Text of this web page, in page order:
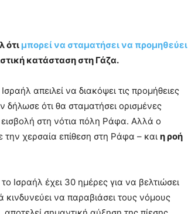
ότι μπορεί να σταματήσει να προμηθεύει
κατάσταση στη Γάζα.
απειλεί να διακόψει τις προμήθειες
ότι θα σταματήσει ορισμένες
στη νότια πόλη Ράφα. Αλλά ο
την χερσαία επίθεση στη Ράφα – και η ροή
Ισραήλ έχει 30 ημέρες για να βελτιώσει
κινδυνεύει να παραβιάσει τους νόμους